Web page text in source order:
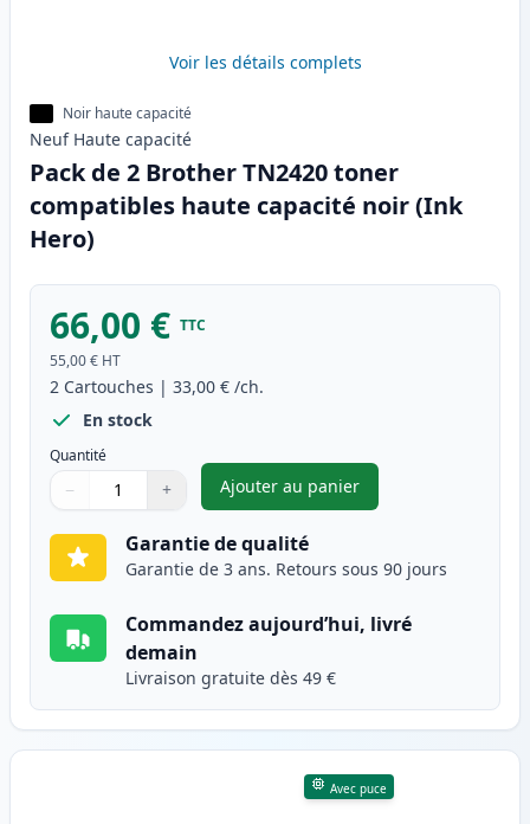
Voir les détails complets
Noir haute capacité
Neuf Haute capacité
Pack de 2 Brother TN2420 toner
compatibles haute capacité noir (Ink
Hero)
66,00 € TTC
55,00 € HT
2 Cartouches | 33,00 € /ch.
En stock
Quantité
Quantité
Utilisez les boutons pour ajuster
− +
Quantité
Ajouter au panier
,Pack de 2 Brother TN2420
Garantie de qualité
Garantie de 3 ans. Retours sous 90 jours
Commandez aujourd’hui, livré
demain
Livraison gratuite dès 49 €
Avec puce